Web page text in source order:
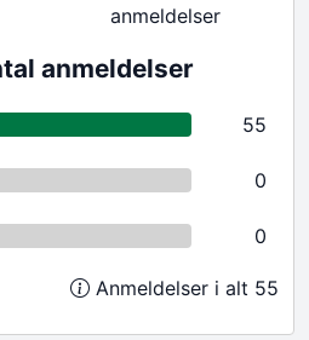
anmeldelser
anmeldelser
55
0
0
Anmeldelser i alt 55